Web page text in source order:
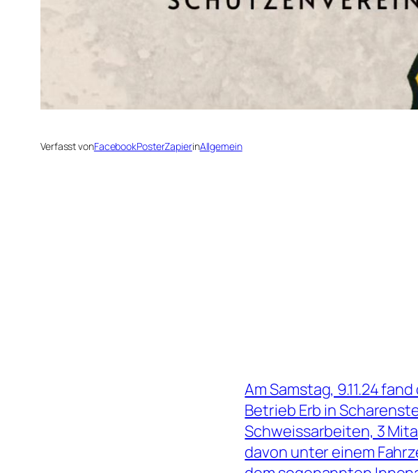
Verfasst vonFacebookPosterZapierinAllgemein
Am Samstag, 9.11.24
Betrieb Erb in
Schweissarbeiten, 3
davon unter einem